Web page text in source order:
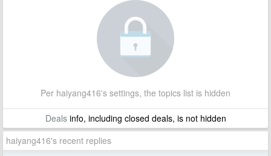
Per haiyang416's settings, the topics list is hidden
Dealsinfo, including closed deals, is not hidden
haiyang416's recent replies